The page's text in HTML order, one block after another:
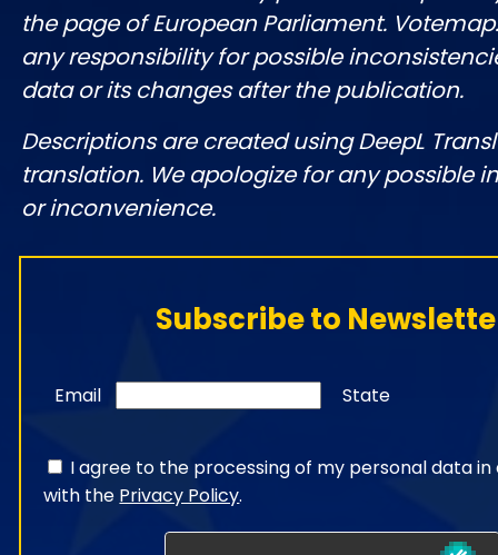
the page of European Parliament.
any responsibility for possible
data or its changes after the publication.
Descriptions are created using DeepL
translation. We apologize for any possible
or inconvenience.
Subscribe to
Email State
I agree to the processing of my personal data
with the Privacy Policy.